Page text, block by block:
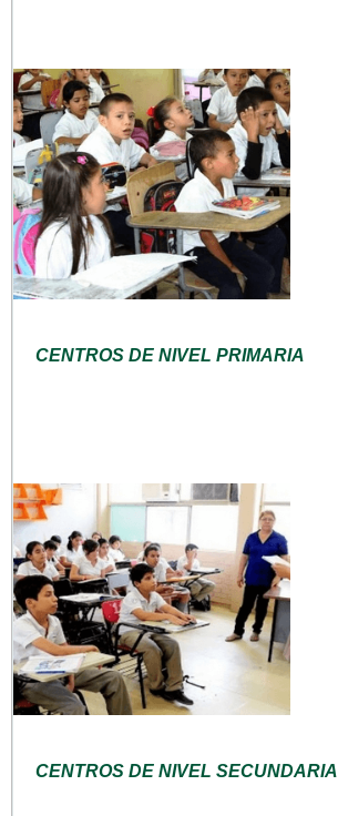
CENTROS DE NIVEL PRIMARIA
CENTROS DE NIVEL SECUNDARIA